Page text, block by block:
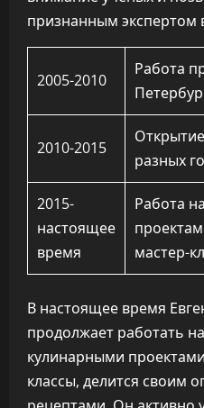
признанным экспертом
2005-2010
Работа
2010-2015
разных
2015-
настоящее
время
Работа
мастер-
В настоящее время
продолжает работать
кулинарными
классы, делится своим